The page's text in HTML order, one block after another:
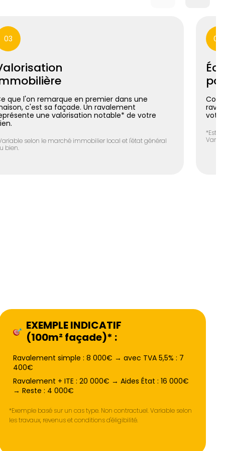
03
que l'on remarque en premier dans une
c'est sa façade. Un ravalement
une valorisation notable* de votre
selon le marché immobilier local et l'état général
bien.
04
EXEMPLE INDICATIF
(100m² façade)* :
Ravalement simple : 8 000€ → avec TVA 5,5% : 7
400€
Ravalement + ITE : 20 000€ → Aides État : 16 000€
→ Reste : 4 000€
*Exemple basé sur un cas type. Non contractuel. Variable selon
les travaux, revenus et conditions d'éligibilité.